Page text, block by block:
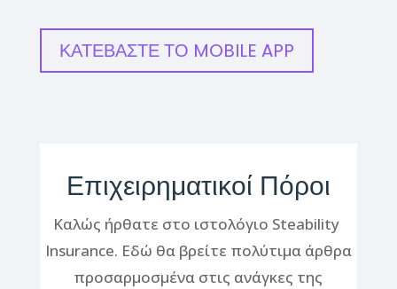
ΚΑΤΕΒΑΣΤΕ ΤΟ MOBILE APP
Επιχειρηματικοί Πόροι
Καλώς ήρθατε στο ιστολόγιο Steability
Insurance. Εδώ θα βρείτε πολύτιμα άρθρα
προσαρμοσμένα στις ανάγκες της